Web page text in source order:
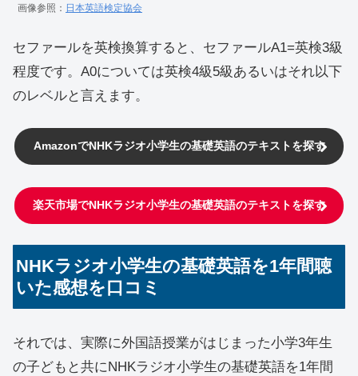
画像参照： 日本英語検定協会
セファールを英検換算すると、セファールA1=英検3級
程度です。A0については英検4級5級あるいはそれ以下
のレベルと言えます。
AmazonでNHKラジオ小学生の基礎英語のテキストを探す
楽天市場でNHKラジオ小学生の基礎英語のテキストを探す
NHKラジオ小学生の基礎英語を1年間聴
いた感想を口コミ
それでは、実際に外国語授業がはじまった小学3年生
の子どもと共にNHKラジオ小学生の基礎英語を1年間